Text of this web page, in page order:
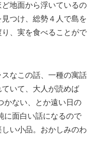
地面から浮いているの
つけ、総勢４人で島を
、実を食べることがで
なこの話、一種の寓話
いて、大人が読めば
かない、とか遠い日の
に面白い話になるので
い小品。おかしみのわ